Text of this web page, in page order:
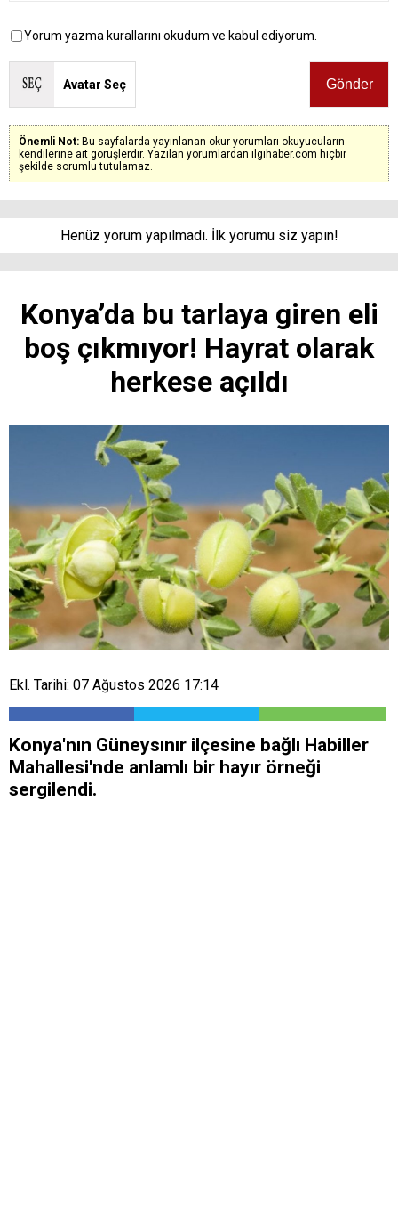
Yorum yazma kurallarını okudum ve kabul ediyorum.
Avatar Seç
Önemli Not: Bu sayfalarda yayınlanan okur yorumları okuyucuların
kendilerine ait görüşlerdir. Yazılan yorumlardan ilgihaber.com hiçbir
şekilde sorumlu tutulamaz.
Henüz yorum yapılmadı. İlk yorumu siz yapın!
Konya’da bu tarlaya giren eli
boş çıkmıyor! Hayrat olarak
herkese açıldı
Ekl. Tarihi: 07 Ağustos 2026 17:14
Konya'nın Güneysınır ilçesine bağlı Habiller
Mahallesi'nde anlamlı bir hayır örneği
sergilendi.